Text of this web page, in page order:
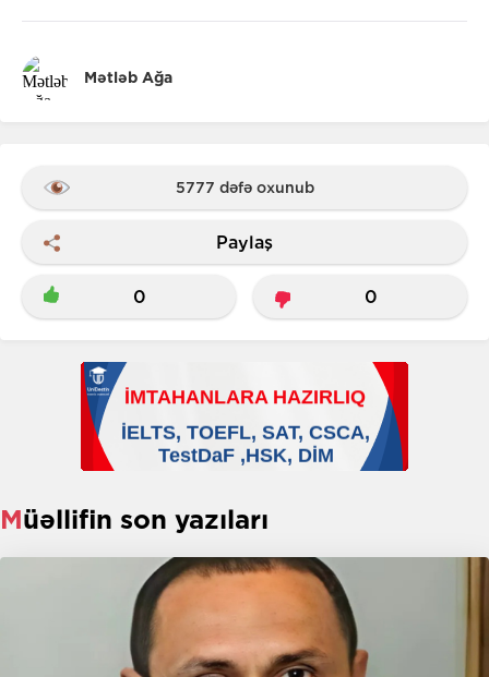
Mətləb Ağa
5777 dəfə oxunub
Paylaş
0 0
Müəllifin son yazıları